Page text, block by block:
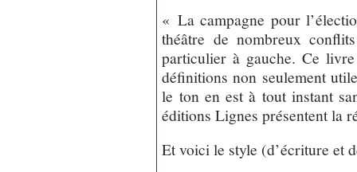
« La campagne pour
théâtre de nombreux
particulier à gauche. Ce
définitions non seulement
le ton en est à tout instant
éditions Lignes présentent la
Et voici le style (d’écriture et